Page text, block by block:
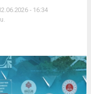
- 16:34